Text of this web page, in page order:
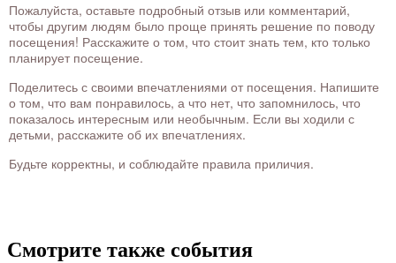
Пожалуйста, оставьте подробный отзыв или комментарий,
чтобы другим людям было проще принять решение по поводу
посещения! Расскажите о том, что стоит знать тем, кто только
планирует посещение.
Поделитесь с своими впечатлениями от посещения. Напишите
о том, что вам понравилось, а что нет, что запомнилось, что
показалось интересным или необычным. Если вы ходили с
детьми, расскажите об их впечатлениях.
Будьте корректны, и соблюдайте правила приличия.
Смотрите также события